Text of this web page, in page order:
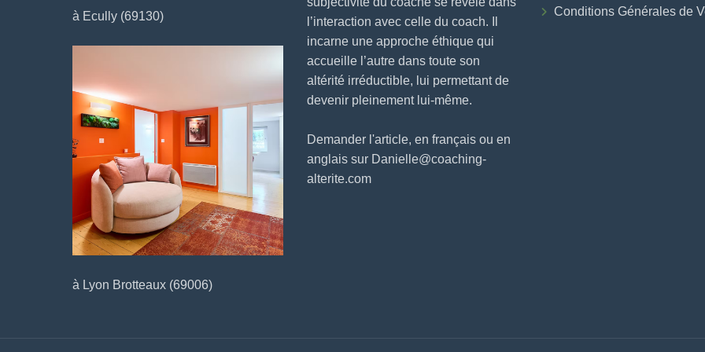
à Ecully (69130)
à Lyon Brotteaux (69006)
l’interaction avec celle du coach. Il
incarne une approche éthique qui
accueille l’autre dans toute son
altérité irréductible, lui permettant de
devenir pleinement lui-même.
Demander l'article, en français ou en
anglais sur Danielle@coaching-
alterite.com
Conditions Générales de